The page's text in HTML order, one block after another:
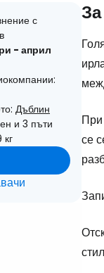
с
- април
Дъблин
и 3 пъти
се